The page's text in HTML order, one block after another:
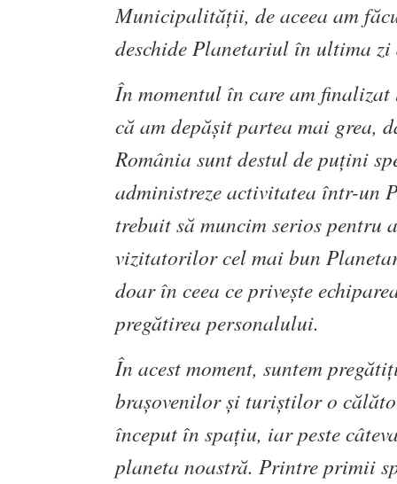
Municipalității, de aceea am
deschide Planetariul în ultima zi
În momentul în care am
că am depășit partea mai grea,
România sunt destul de puțini
administreze activitatea într-un
trebuit să muncim serios pentru
vizitatorilor cel mai bun
doar în ceea ce privește
pregătirea personalului.
În acest moment, suntem
brașovenilor și turiștilor o
început în spațiu, iar peste
planeta noastră. Printre primii